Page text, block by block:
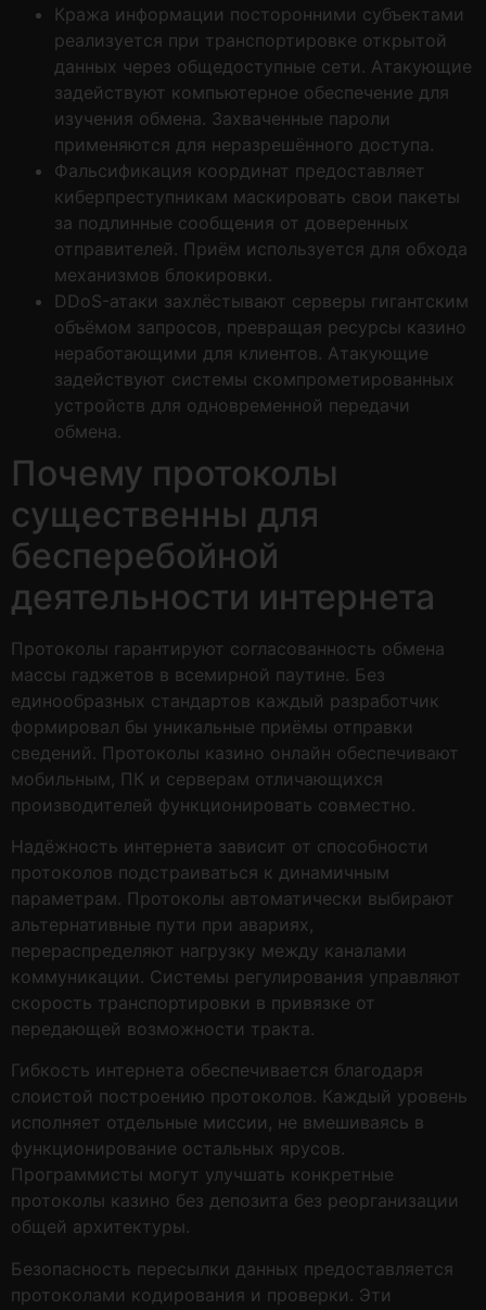
Кража информации посторонними субъектами
реализуется при транспортировке открытой
данных через общедоступные сети. Атакующие
задействуют компьютерное обеспечение для
изучения обмена. Захваченные пароли
применяются для неразрешённого доступа.
Фальсификация координат предоставляет
киберпреступникам маскировать свои пакеты
за подлинные сообщения от доверенных
отправителей. Приём используется для обхода
механизмов блокировки.
DDoS-атаки захлёстывают серверы гигантским
объёмом запросов, превращая ресурсы казино
неработающими для клиентов. Атакующие
задействуют системы скомпрометированных
устройств для одновременной передачи
обмена.
Почему протоколы
существенны для
бесперебойной
деятельности интернета
Протоколы гарантируют согласованность обмена
массы гаджетов в всемирной паутине. Без
единообразных стандартов каждый разработчик
формировал бы уникальные приёмы отправки
сведений. Протоколы казино онлайн обеспечивают
мобильным, ПК и серверам отличающихся
производителей функционировать совместно.
Надёжность интернета зависит от способности
протоколов подстраиваться к динамичным
параметрам. Протоколы автоматически выбирают
альтернативные пути при авариях,
перераспределяют нагрузку между каналами
коммуникации. Системы регулирования управляют
скорость транспортировки в привязке от
передающей возможности тракта.
Гибкость интернета обеспечивается благодаря
слоистой построению протоколов. Каждый уровень
исполняет отдельные миссии, не вмешиваясь в
функционирование остальных ярусов.
Программисты могут улучшать конкретные
протоколы казино без депозита без реорганизации
общей архитектуры.
Безопасность пересылки данных предоставляется
протоколами кодирования и проверки. Эти